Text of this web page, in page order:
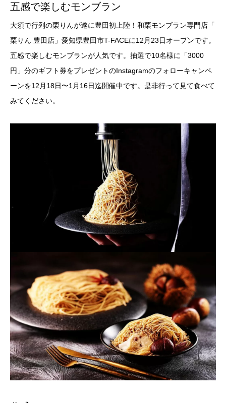
五感で楽しむモンブラン
大須で行列の栗りんが遂に豊田初上陸！和栗モンブラン専門店「
栗りん 豊田店」愛知県豊田市T-FACEに12月23日オープンです。
五感で楽しむモンブランが人気です。抽選で10名様に「3000
円」分のギフト券をプレゼントのInstagramのフォローキャンペ
ーンを12月18日〜1月16日迄開催中です。是非行って見て食べて
みてください。